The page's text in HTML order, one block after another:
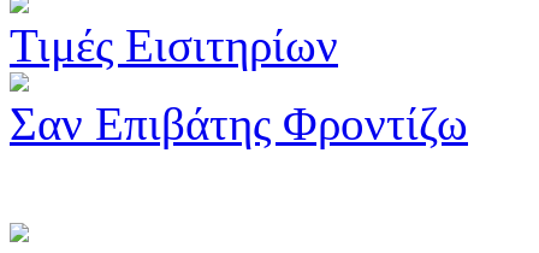
Τιμές Εισιτηρίων
Σαν Επιβάτης Φροντίζω